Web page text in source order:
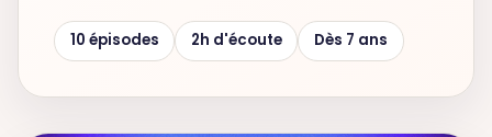
10 épisodes 2h d'écoute Dès 7 ans